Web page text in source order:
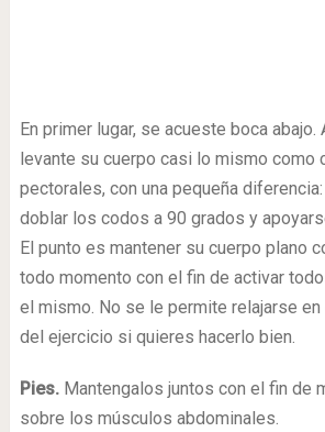
En primer lugar, se acueste boca abajo.
levante su cuerpo casi lo mismo como
pectorales, con una pequeña
doblar los codos a 90 grados y
El punto es mantener su cuerpo plano
todo momento con el fin de activar
el mismo. No se le permite relajarse
del ejercicio si quieres hacerlo bien.
Pies.Mantengalos juntos con el fin de
sobre los músculos abdominales.